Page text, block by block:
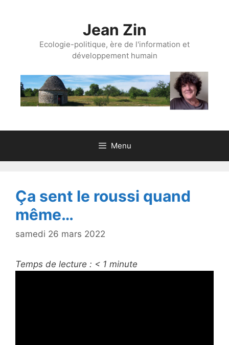
Jean Zin
Ecologie-politique, ère de l'information et
développement humain
Menu
Ça sent le roussi quand
même…
samedi 26 mars 2022
Temps de lecture : < 1 minute